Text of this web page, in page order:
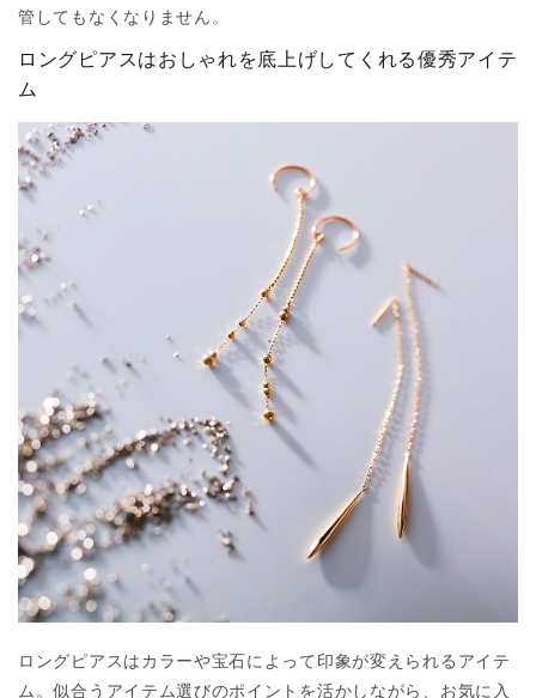
管してもなくなりません。
ロングピアスはおしゃれを底上げしてくれる優秀アイテ
ム
ロングピアスはカラーや宝石によって印象が変えられるアイテ
ム。似合うアイテム選びのポイントを活かしながら、お気に入